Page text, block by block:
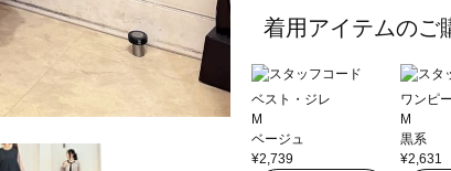
着用アイテムのご
ベスト・ジレ
M
ベージュ
¥2,739
ワンピ
M
黒系
¥2,631